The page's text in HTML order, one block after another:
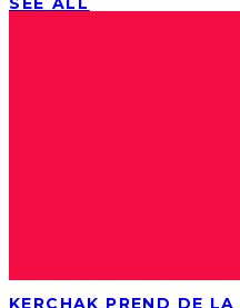
KERCHAK PREND DE